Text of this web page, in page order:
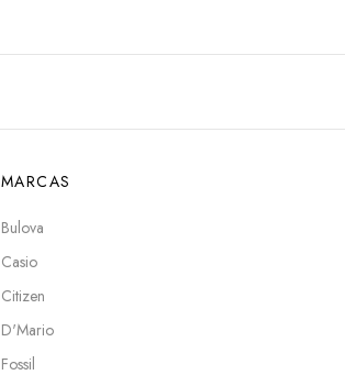
MARCAS
Bulova
Casio
Citizen
D'Mario
Fossil